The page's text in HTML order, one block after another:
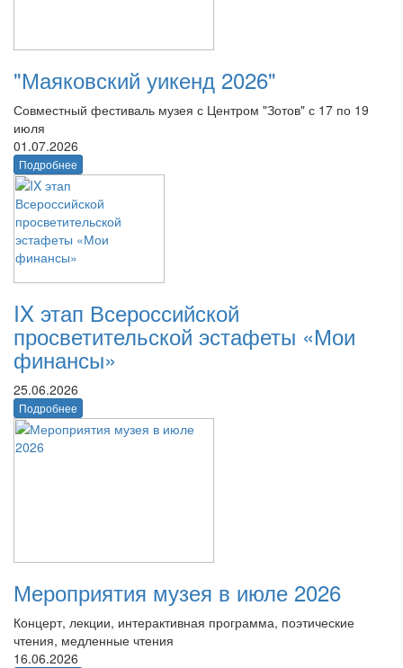
"Маяковский уикенд 2026"
Совместный фестиваль музея с Центром "Зотов" с 17 по 19
июля
01.07.2026
Подробнее
IX этап Всероссийской
просветительской эстафеты «Мои
финансы»
25.06.2026
Подробнее
Мероприятия музея в июле 2026
Концерт, лекции, интерактивная программа, поэтические
чтения, медленные чтения
16.06.2026